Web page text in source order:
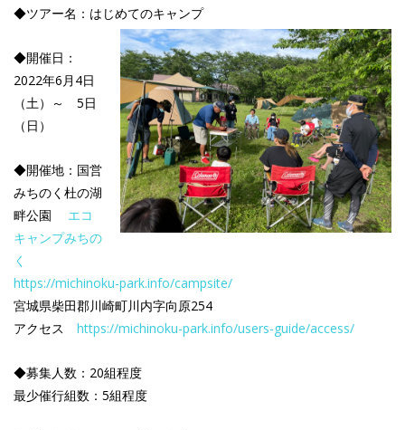
◆ツアー名：はじめてのキャンプ
◆開催日：
2022年6月4日
（土）～ 5日
（日）
◆開催地：国営
みちのく杜の湖
畔公園 エコ
キャンプみちの
く
https://michinoku-park.info/campsite/
宮城県柴田郡川崎町川内字向原254
アクセス https://michinoku-park.info/users-guide/access/
◆募集人数：20組程度
最少催行組数：5組程度